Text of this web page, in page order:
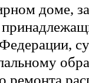
доме,